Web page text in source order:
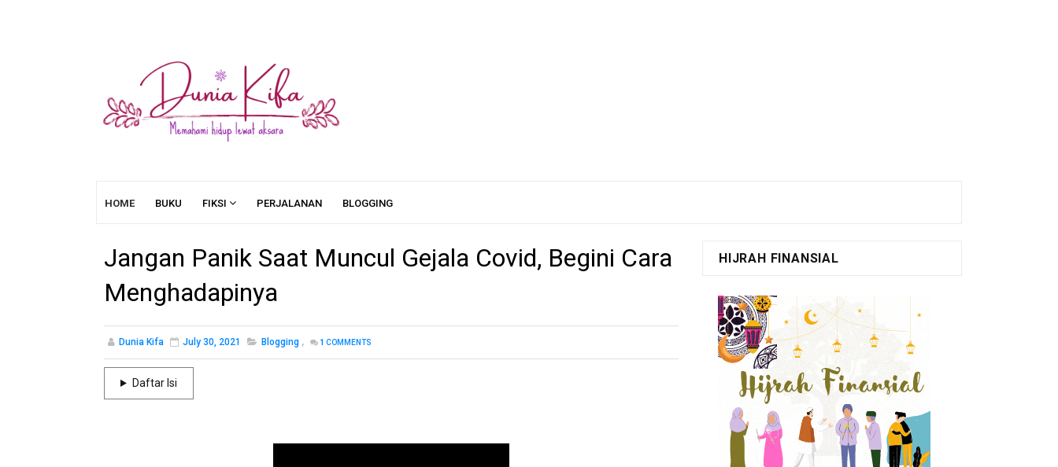
HOME BUKU FIKSI PERJALANAN BLOGGING
Jangan Panik Saat Muncul Gejala Covid, Begini Cara
Menghadapinya
Dunia Kifa July 30, 2021 Blogging , 1 COMMENTS
Daftar Isi
HIJRAH FINANSIAL